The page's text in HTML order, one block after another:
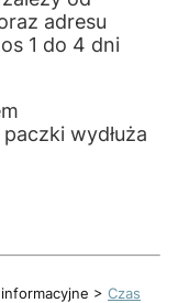
adresu
1 do 4 dni
wydłuża
> Czas